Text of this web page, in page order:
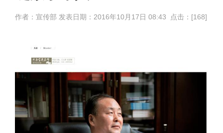
作者：宣传部 发表日期： 2016年10月17日 08:43 点击：[168]